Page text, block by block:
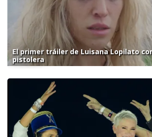
El primer tráiler de Luisana Lopilato
pistolera